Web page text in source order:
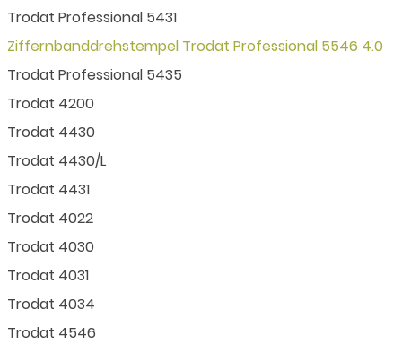
Trodat Professional 5431
Ziffernbanddrehstempel Trodat Professional 5546 4.0
Trodat Professional 5435
Trodat 4200
Trodat 4430
Trodat 4430/L
Trodat 4431
Trodat 4022
Trodat 4030
Trodat 4031
Trodat 4034
Trodat 4546